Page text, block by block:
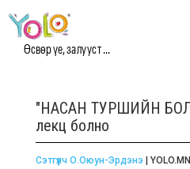
Өсвөр үе, залууст ...
"НАСАН ТУРШИЙН
лекц болно
Сэтгүүлч О.Оюун-Эрдэнэ | YOLO.MN